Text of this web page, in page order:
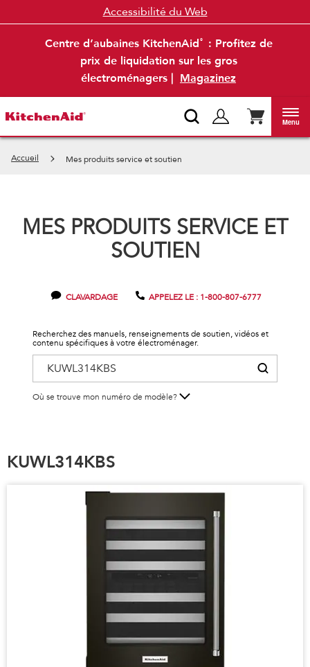
Centre d’aubaines KitchenAid®
: Profitez de
prix de liquidation sur les gros
électroménagers | Magazinez
Accessibilité du Web
Menu
Accueil Mes produits service et soutien
MES PRODUITS SERVICE ET
SOUTIEN
CLAVARDAGE APPELEZ LE : 1-800-807-6777
Recherchez des manuels, renseignements de soutien, vidéos et
contenu spécifiques à votre électroménager.
Où se trouve mon numéro de modèle?
KUWL314KBS